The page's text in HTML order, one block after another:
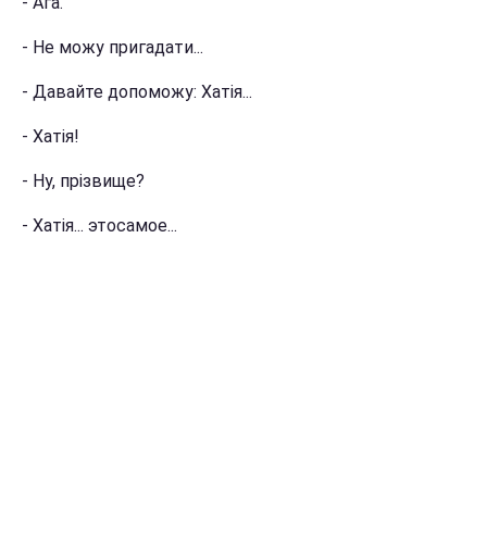
- Не можу пригадати...
- Давайте допоможу: Хатія...
- Хатія!
- Ну, прізвище?
- Хатія... этосамое...